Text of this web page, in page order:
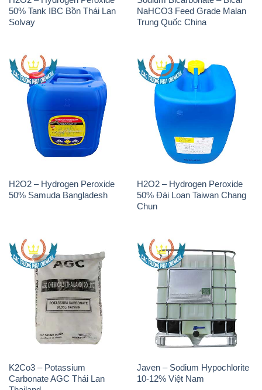
H2O2 – Hydrogen Peroxide
50% Samuda Bangladesh
H2O2 – Hydrogen Peroxide
50% Đài Loan Taiwan Chang
K2Co3 – Potassium
Carbonate AGC Thái Lan
Thailand
Javen – Sodium Hypochlorite
10-12% Việt Nam